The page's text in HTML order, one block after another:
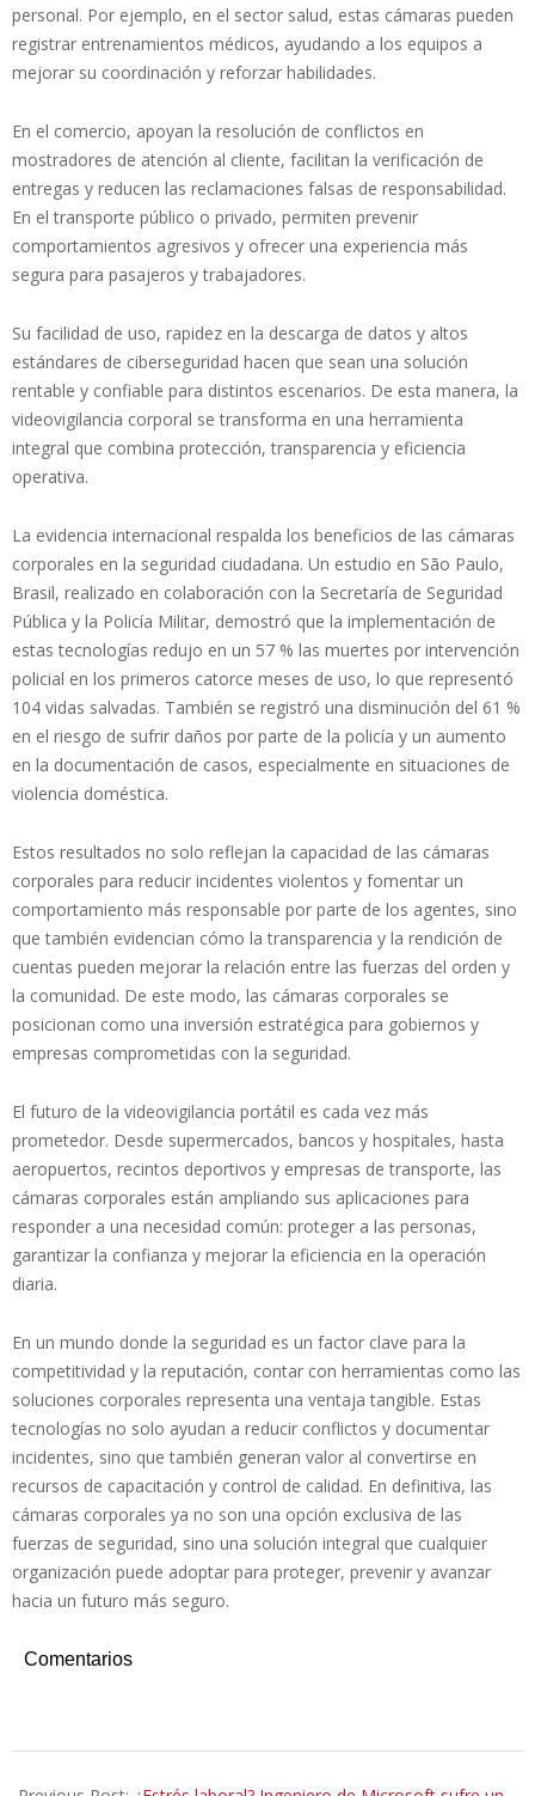
personal. Por ejemplo, en el sector salud, estas cámaras pueden
registrar entrenamientos médicos, ayudando a los equipos a
mejorar su coordinación y reforzar habilidades.
En el comercio, apoyan la resolución de conflictos en
mostradores de atención al cliente, facilitan la verificación de
entregas y reducen las reclamaciones falsas de responsabilidad.
En el transporte público o privado, permiten prevenir
comportamientos agresivos y ofrecer una experiencia más
segura para pasajeros y trabajadores.
Su facilidad de uso, rapidez en la descarga de datos y altos
estándares de ciberseguridad hacen que sean una solución
rentable y confiable para distintos escenarios. De esta manera, la
videovigilancia corporal se transforma en una herramienta
integral que combina protección, transparencia y eficiencia
operativa.
La evidencia internacional respalda los beneficios de las cámaras
corporales en la seguridad ciudadana. Un estudio en São Paulo,
Brasil, realizado en colaboración con la Secretaría de Seguridad
Pública y la Policía Militar, demostró que la implementación de
estas tecnologías redujo en un 57 % las muertes por intervención
policial en los primeros catorce meses de uso, lo que representó
104 vidas salvadas. También se registró una disminución del 61 %
en el riesgo de sufrir daños por parte de la policía y un aumento
en la documentación de casos, especialmente en situaciones de
violencia doméstica.
Estos resultados no solo reflejan la capacidad de las cámaras
corporales para reducir incidentes violentos y fomentar un
comportamiento más responsable por parte de los agentes, sino
que también evidencian cómo la transparencia y la rendición de
cuentas pueden mejorar la relación entre las fuerzas del orden y
la comunidad. De este modo, las cámaras corporales se
posicionan como una inversión estratégica para gobiernos y
empresas comprometidas con la seguridad.
El futuro de la videovigilancia portátil es cada vez más
prometedor. Desde supermercados, bancos y hospitales, hasta
aeropuertos, recintos deportivos y empresas de transporte, las
cámaras corporales están ampliando sus aplicaciones para
responder a una necesidad común: proteger a las personas,
garantizar la confianza y mejorar la eficiencia en la operación
diaria.
En un mundo donde la seguridad es un factor clave para la
competitividad y la reputación, contar con herramientas como las
soluciones corporales representa una ventaja tangible. Estas
tecnologías no solo ayudan a reducir conflictos y documentar
incidentes, sino que también generan valor al convertirse en
recursos de capacitación y control de calidad. En definitiva, las
cámaras corporales ya no son una opción exclusiva de las
fuerzas de seguridad, sino una solución integral que cualquier
organización puede adoptar para proteger, prevenir y avanzar
hacia un futuro más seguro.
Comentarios